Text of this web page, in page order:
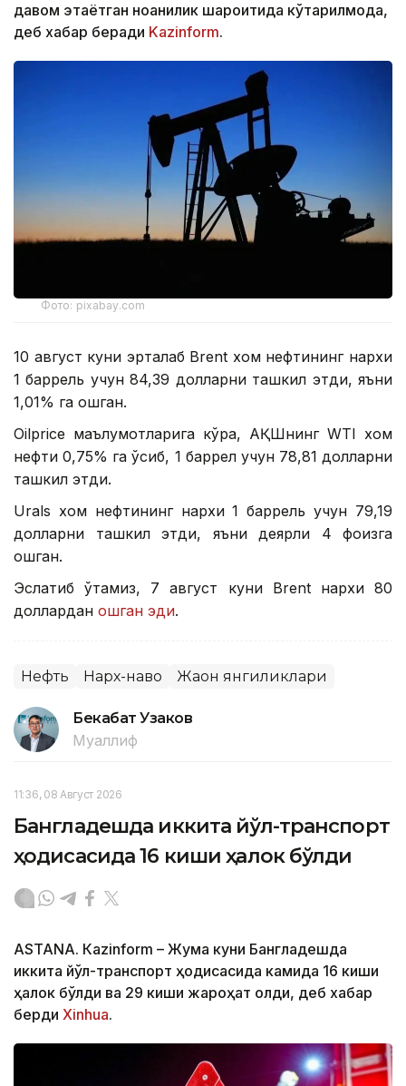
давом этаётган ноаниқлик шароитида кўтарилмоқда,
деб хабар беради Kazinform.
Фото: pixabay.com
10 август куни эрталаб Brent хом нефтининг нархи
1 баррель учун 84,39 долларни ташкил этди, яъни
1,01% га ошган.
Oilprice маълумотларига кўра, АҚШнинг WТI хом
нефти 0,75% га ўсиб, 1 баррел учун 78,81 долларни
ташкил этди.
Urals хом нефтининг нархи 1 баррель учун 79,19
долларни ташкил этди, яъни деярли 4 фоизга
ошган.
Эслатиб ўтамиз, 7 август куни Brent нархи 80
доллардан ошган эди.
Нефть Нарх-наво Жаҳон янгиликлари
Бекабат Узаков
Муаллиф
11:36, 08 Август 2026
Бангладешда иккита йўл-транспорт
ҳодисасида 16 киши ҳалок бўлди
ASTANА. Кazinform – Жума куни Бангладешда
иккита йўл-транспорт ҳодисасида камида 16 киши
ҳалок бўлди ва 29 киши жароҳат олди, деб хабар
берди Xinhua.